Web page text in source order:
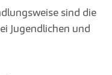
sind die
Jugendlichen und